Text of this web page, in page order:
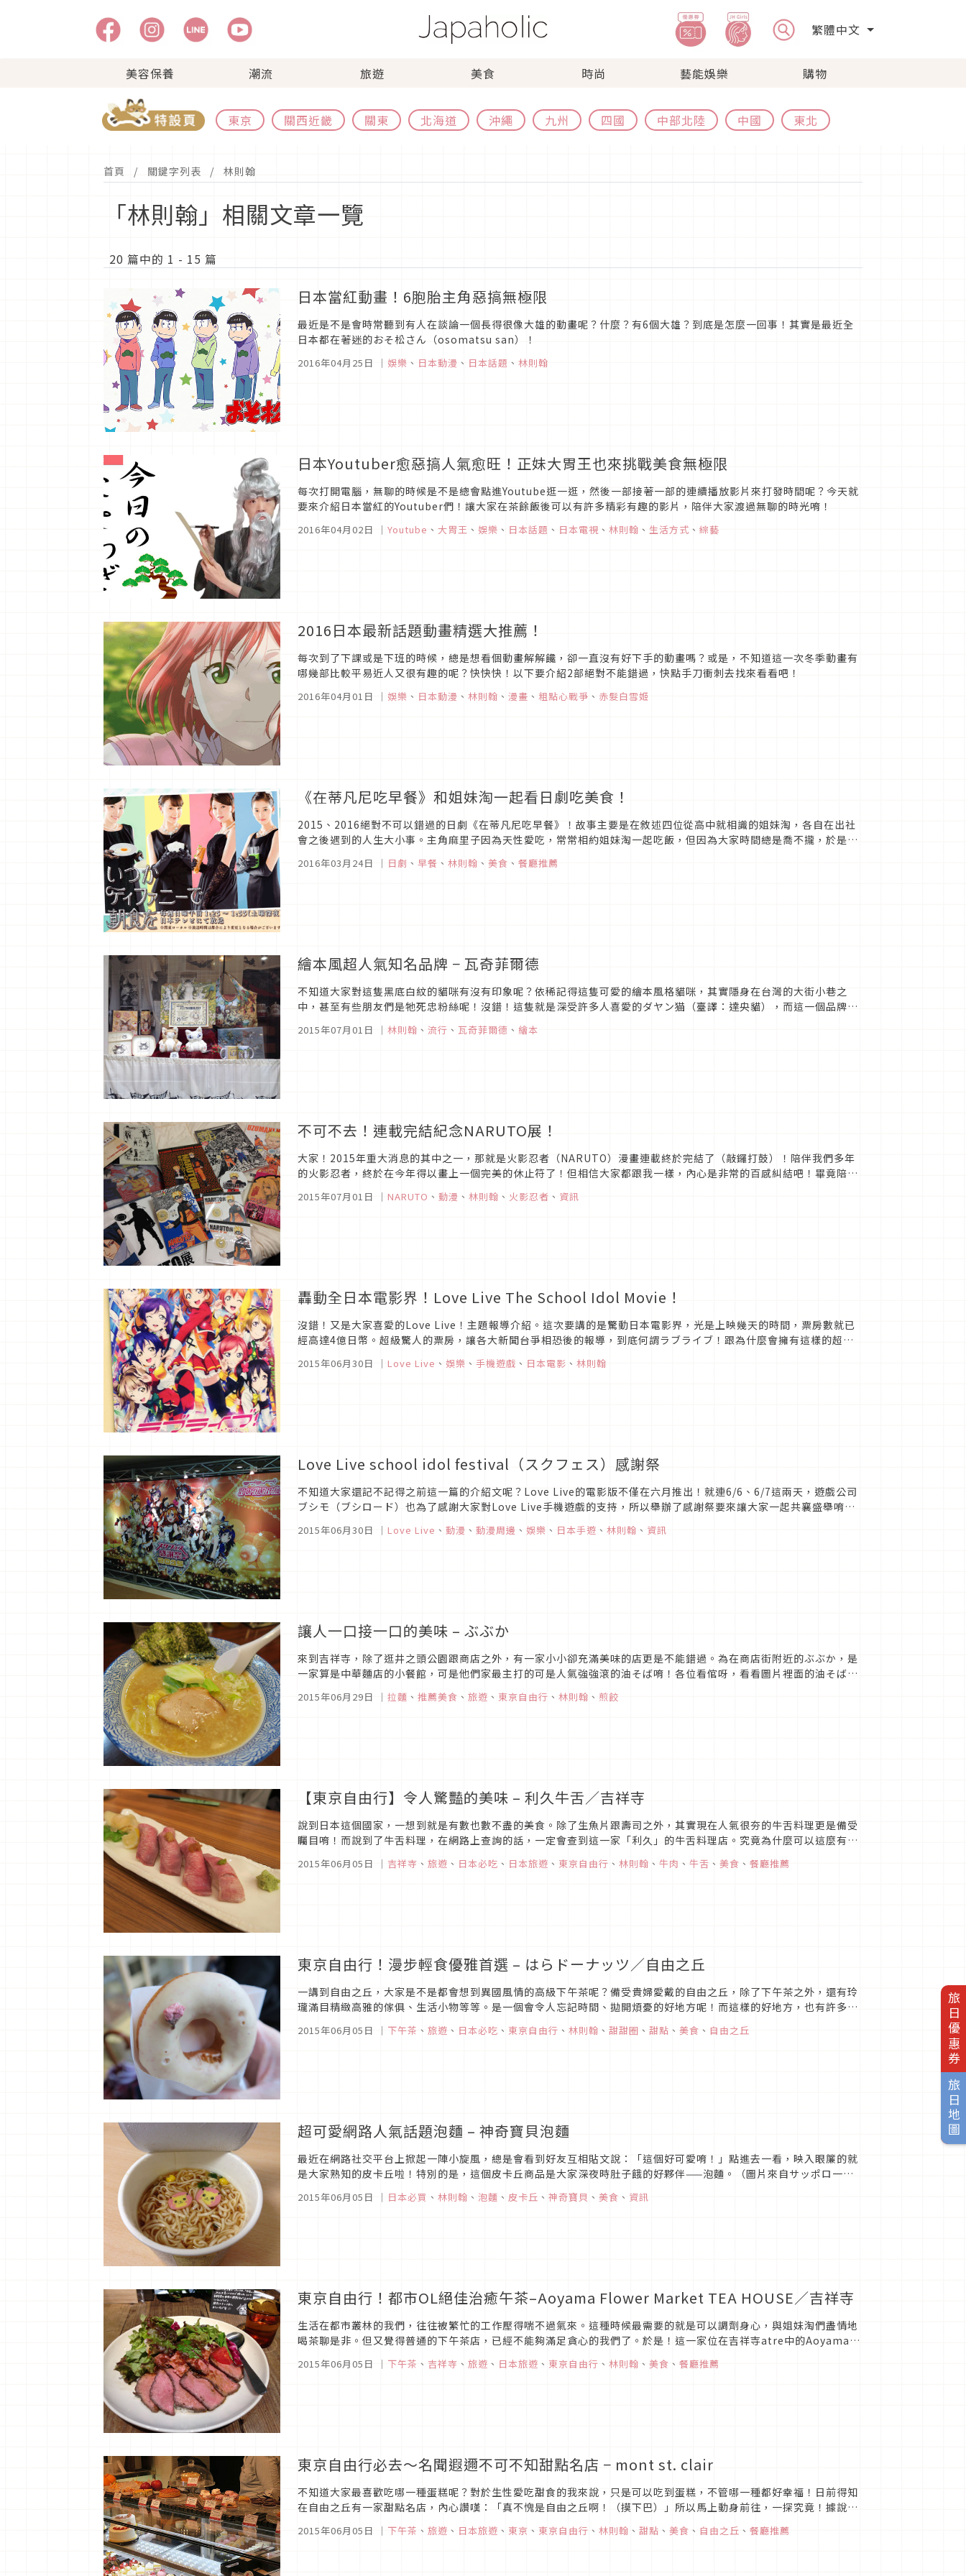
繁體中文
美容保養 潮流 旅遊 美食 時尚 藝能娛樂 購物
東京 關西近畿 關東 北海道 沖繩 九州 四國 中部北陸 中國 東北
旅日優惠券
旅日地圖
首頁 關鍵字列表 林則翰
「林則翰」相關文章一覽
20 篇中的 1 - 15 篇
日本當紅動畫！6胞胎主角惡搞無極限
最近是不是會時常聽到有人在談論一個長得很像大雄的動畫呢？什麼？有6個大雄？到底是怎麼一回事！其實是最近全
日本都在著迷的おそ松さん（osomatsu san）！
2016年04月25日 ｜ 娛樂 、 日本動漫 、 日本話題 、 林則翰
日本Youtuber愈惡搞人氣愈旺！正妹大胃王也來挑戰美食無極限
每次打開電腦，無聊的時候是不是總會點進Youtube逛一逛，然後一部接著一部的連續播放影片來打發時間呢？今天就
要來介紹日本當紅的Youtuber們！讓大家在茶餘飯後可以有許多精彩有趣的影片，陪伴大家渡過無聊的時光唷！
2016年04月02日 ｜ Youtube 、 大胃王 、 娛樂 、 日本話題 、 日本電視 、 林則翰 、 生活方式 、 綜藝
2016日本最新話題動畫精選大推薦！
每次到了下課或是下班的時候，總是想看個動畫解解饞，卻一直沒有好下手的動畫嗎？或是，不知道這一次冬季動畫有
哪幾部比較平易近人又很有趣的呢？快快快！以下要介紹2部絕對不能錯過，快點手刀衝刺去找來看看吧！
2016年04月01日 ｜ 娛樂 、 日本動漫 、 林則翰 、 漫畫 、 粗點心戰爭 、 赤髮白雪姬
《在蒂凡尼吃早餐》和姐妹淘一起看日劇吃美食！
2015、2016絕對不可以錯過的日劇《在蒂凡尼吃早餐》！故事主要是在敘述四位從高中就相識的姐妹淘，各自在出社
會之後遇到的人生大小事。主角麻里子因為天性愛吃，常常相約姐妹淘一起吃飯，但因為大家時間總是喬不攏，於是變
2016年03月24日 ｜ 日劇 、 早餐 、 林則翰 、 美食 、 餐廳推薦
繪本風超人氣知名品牌 − 瓦奇菲爾德
不知道大家對這隻黑底白紋的貓咪有沒有印象呢？依稀記得這隻可愛的繪本風格貓咪，其實隱身在台灣的大街小巷之
中，甚至有些朋友們是牠死忠粉絲呢！沒錯！這隻就是深受許多人喜愛的ダヤン猫（臺譯：達央貓），而這一個品牌的
2015年07月01日 ｜ 林則翰 、 流行 、 瓦奇菲爾德 、 繪本
不可不去！連載完結紀念NARUTO展！
大家！2015年重大消息的其中之一，那就是火影忍者（NARUTO）漫畫連載終於完結了（敲鑼打鼓）！陪伴我們多年
的火影忍者，終於在今年得以畫上一個完美的休止符了！但相信大家都跟我一樣，內心是非常的百感糾結吧！畢竟陪伴
2015年07月01日 ｜ NARUTO 、 動漫 、 林則翰 、 火影忍者 、 資訊
轟動全日本電影界！Love Live The School Idol Movie！
沒錯！又是大家喜愛的Love Live！主題報導介紹。這次要講的是驚動日本電影界，光是上映幾天的時間，票房數就已
經高達4億日幣。超級驚人的票房，讓各大新聞台爭相恐後的報導，到底何謂ラブライブ！跟為什麼會擁有這樣的超人
2015年06月30日 ｜ Love Live 、 娛樂 、 手機遊戲 、 日本電影 、 林則翰
Love Live school idol festival（スクフェス）感謝祭
不知道大家還記不記得之前這一篇的介紹文呢？Love Live的電影版不僅在六月推出！就連6/6、6/7這兩天，遊戲公司
ブシモ（ブシロード）也為了感謝大家對Love Live手機遊戲的支持，所以舉辦了感謝祭要來讓大家一起共襄盛舉唷！
2015年06月30日 ｜ Love Live 、 動漫 、 動漫周邊 、 娛樂 、 日本手遊 、 林則翰 、 資訊
讓人一口接一口的美味 – ぶぶか
來到吉祥寺，除了逛井之頭公園跟商店之外，有一家小小卻充滿美味的店更是不能錯過。為在商店街附近的ぶぶか，是
一家算是中華麵店的小餐館，可是他們家最主打的可是人氣強強滾的油そば唷！各位看倌呀，看看圖片裡面的油そば跟
2015年06月29日 ｜ 拉麵 、 推薦美食 、 旅遊 、 東京自由行 、 林則翰 、 煎餃
【東京自由行】令人驚豔的美味 – 利久牛舌／吉祥寺
說到日本這個國家，一想到就是有數也數不盡的美食。除了生魚片跟壽司之外，其實現在人氣很夯的牛舌料理更是備受
矚目唷！而說到了牛舌料理，在網路上查詢的話，一定會查到這一家「利久」的牛舌料理店。究竟為什麼可以這麼有名
氣呢？就讓我們就來一探究竟吧！本人造訪的是位在吉祥寺atre中的吉祥寺分店，由於位在美食街中...
2015年06月05日 ｜ 吉祥寺 、 旅遊 、 日本必吃 、 日本旅遊 、 東京自由行 、 林則翰 、 牛肉 、 牛舌 、 美食 、 餐廳推薦
東京自由行！漫步輕食優雅首選 – はらドーナッツ／自由之丘
一講到自由之丘，大家是不是都會想到異國風情的高級下午茶呢？備受貴婦愛戴的自由之丘，除了下午茶之外，還有玲
瓏滿目精緻高雅的傢俱、生活小物等等。是一個會令人忘記時間、拋開煩憂的好地方呢！而這樣的好地方，也有許多輕
食小品供大家嚐嚐鮮呢！這一家離車站不遠的甜甜圈店­­­­­——はらドーナッツ，先別小看他只有...
2015年06月05日 ｜ 下午茶 、 旅遊 、 日本必吃 、 東京自由行 、 林則翰 、 甜甜圈 、 甜點 、 美食 、 自由之丘
超可愛網路人氣話題泡麵 – 神奇寶貝泡麵
最近在網路社交平台上掀起一陣小旋風，總是會看到好友互相貼文說：「這個好可愛唷！」點進去一看，映入眼簾的就
是大家熟知的皮卡丘啦！特別的是，這個皮卡丘商品是大家深夜時肚子餓的好夥伴——泡麵。（圖片來自サッポロ一番
官方網站）這個人氣泡麵呢，是日本在今年四月初，由サッポロ一番所推出的「神奇寶貝杯麵」！最大的...
2015年06月05日 ｜ 日本必買 、 林則翰 、 泡麵 、 皮卡丘 、 神奇寶貝 、 美食 、 資訊
東京自由行！都市OL絕佳治癒午茶–Aoyama Flower Market TEA HOUSE／吉祥寺
生活在都市叢林的我們，往往被繁忙的工作壓得喘不過氣來。這種時候最需要的就是可以調劑身心，與姐妹淘們盡情地
喝茶聊是非。但又覺得普通的下午茶店，已經不能夠滿足貪心的我們了。於是！這一家位在吉祥寺atre中的Aoyama
Flower Market TEA HOUSE絕對能帶給你十足的新鮮感唷！一目了然的...
2015年06月05日 ｜ 下午茶 、 吉祥寺 、 旅遊 、 日本旅遊 、 東京自由行 、 林則翰 、 美食 、 餐廳推薦
東京自由行必去～名聞遐邇不可不知甜點名店 − mont st. clair
不知道大家最喜歡吃哪一種蛋糕呢？對於生性愛吃甜食的我來說，只是可以吃到蛋糕，不管哪一種都好幸福！日前得知
在自由之丘有一家甜點名店，內心讚嘆：「真不愧是自由之丘啊！（摸下巴）」所以馬上動身前往，一探究竟！據說這
一家mont st. clair是由日本知名甜點師­­——辻口博啓所開的，稍稍查詢一下就會發...
2015年06月05日 ｜ 下午茶 、 旅遊 、 日本旅遊 、 東京 、 東京自由行 、 林則翰 、 甜點 、 美食 、 自由之丘 、 餐廳推薦